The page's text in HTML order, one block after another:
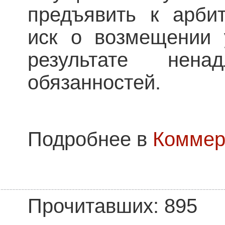
предъявить к
иск о возмещении
результате
обязанностей.
Подробнее в
Прочитавших: 895